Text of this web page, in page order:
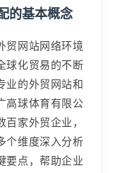
的基本概念
贸网站网络环境
球化贸易的不断
业的外贸网站和
高球体育有限公
家外贸企业，
个维度深入分析
要点，帮助企业